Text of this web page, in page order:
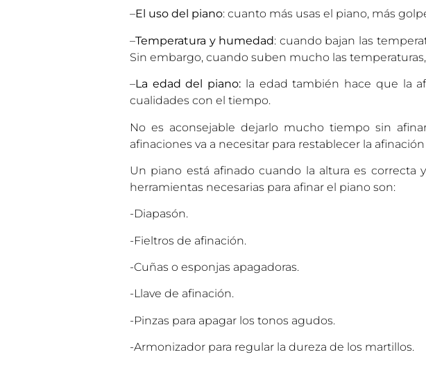
–El uso del piano: cuanto más usas el piano, más
–Temperatura y humedad: cuando bajan las
Sin embargo, cuando suben mucho las
–La edad del piano: la edad también hace que la
cualidades con el tiempo.
No es aconsejable dejarlo mucho tiempo sin
afinaciones va a necesitar para restablecer la
Un piano está afinado cuando la altura es correcta
herramientas necesarias para afinar el piano son:
-Diapasón.
-Fieltros de afinación.
-Cuñas o esponjas apagadoras.
-Llave de afinación.
-Pinzas para apagar los tonos agudos.
-Armonizador para regular la dureza de los martillos.